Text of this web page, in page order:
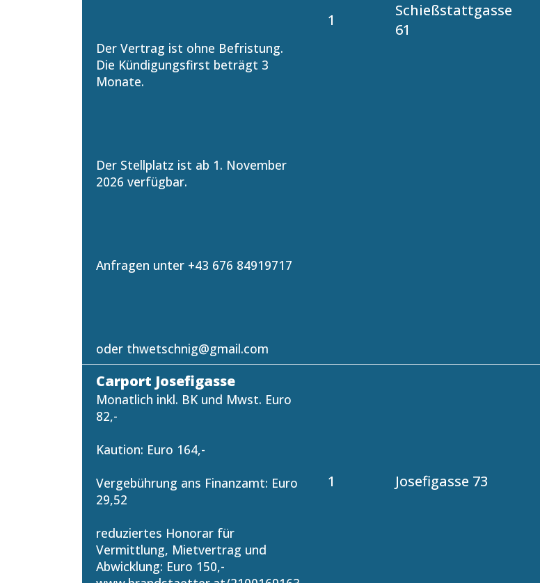
Der Vertrag ist ohne Befristung.
Die Kündigungsfirst beträgt 3
Monate.
Der Stellplatz ist ab 1. November
2026 verfügbar.
Anfragen unter +43 676 84919717
oder thwetschnig@gmail.com
1
Schießstattgasse
61
Carport Josefigasse
Monatlich inkl. BK und Mwst. Euro
82,-
Kaution: Euro 164,-
Vergebührung ans Finanzamt: Euro
29,52
reduziertes Honorar für
Vermittlung, Mietvertrag und
Abwicklung: Euro 150,-
1 Josefigasse 73